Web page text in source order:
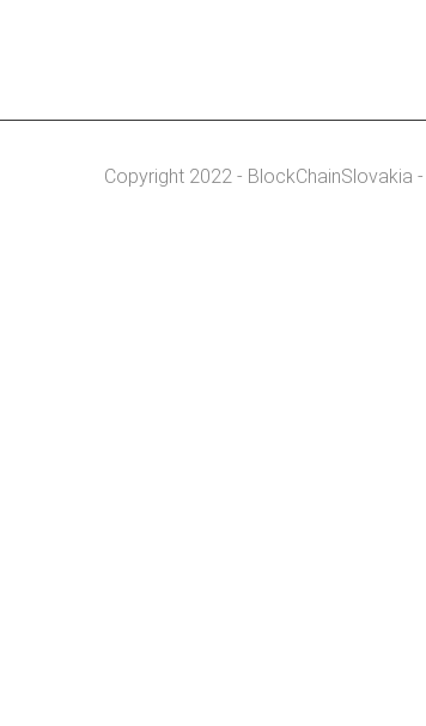
Copyright 2022 - BlockChainSlovakia